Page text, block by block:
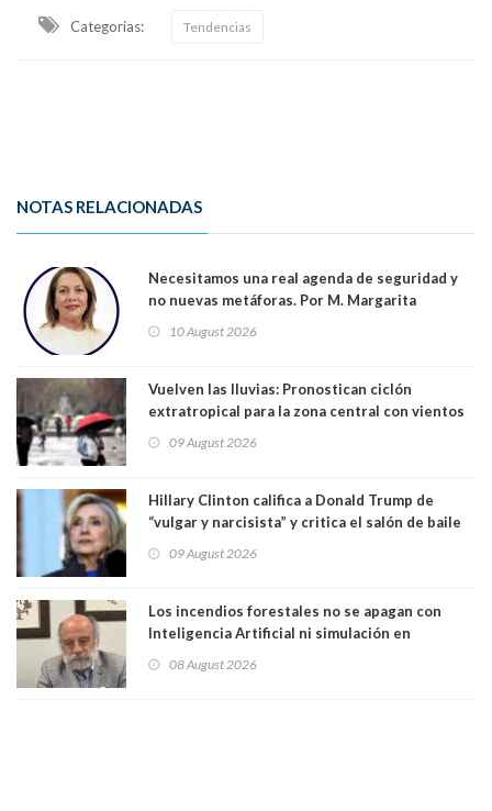
Categorias: Tendencias
NOTAS RELACIONADAS
Necesitamos una real agenda de seguridad y
no nuevas metáforas. Por M. Margarita
10 August 2026
Vuelven las lluvias: Pronostican ciclón
extratropical para la zona central con vientos
09 August 2026
Hillary Clinton califica a Donald Trump de
“vulgar y narcisista” y critica el salón de baile
casa. Y la está destruyendo”
09 August 2026
Los incendios forestales no se apagan con
Inteligencia Artificial ni simulación en
Magister en Asentamientos Humanos PUC
08 August 2026